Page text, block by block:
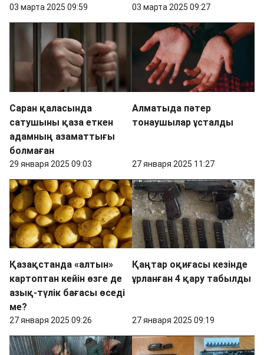
03 марта 2025 09:59 03 марта 2025 09:27
Саран қаласында
сатушыны қаза еткен
адамның азаматтығы
болмаған
29 января 2025 09:03
Алматыда пәтер
тонаушылар ұсталды
27 января 2025 11:27
Қазақстанда «алтын»
картоптан кейін өзге де
азық-түлік бағасы өседі
ме?
27 января 2025 09:26
Қаңтар оқиғасы кезінде
ұрланған 4 қару табылды
27 января 2025 09:19